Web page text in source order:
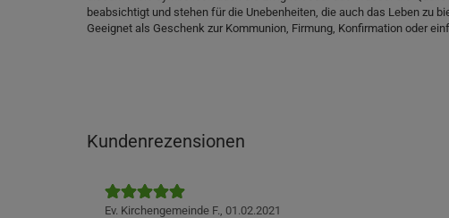
beabsichtigt und stehen für die Unebenheiten, die auch das Leben zu
Geeignet als Geschenk zur Kommunion, Firmung, Konfirmation oder
Kundenrezensionen
Ev. Kirchengemeinde F., 01.02.2021